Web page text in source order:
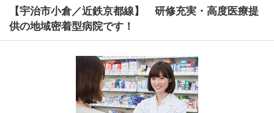
【宇治市小倉／近鉄京都線】 研修充実・高度医療提
供の地域密着型病院です！